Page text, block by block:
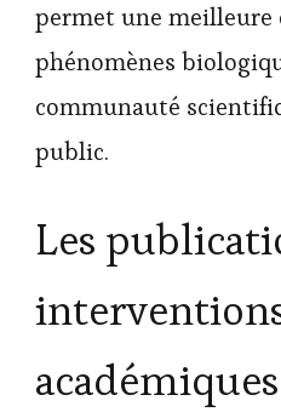
permet une meilleure
phénomènes
communauté
public.
Les
académiques